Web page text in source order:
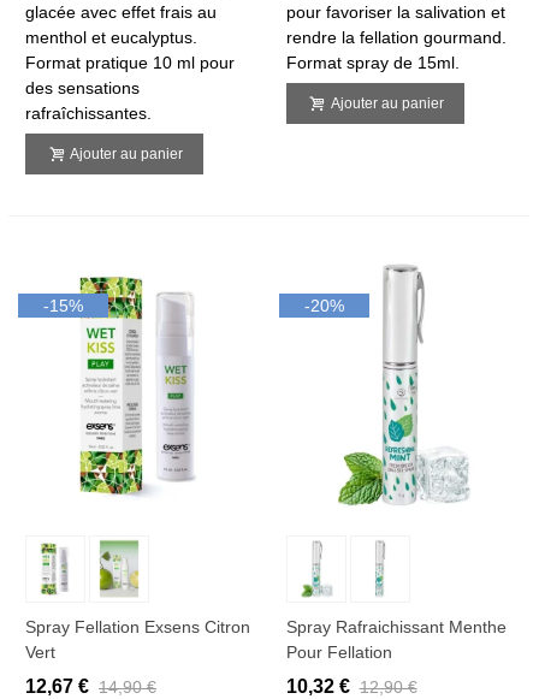
glacée avec effet frais au
menthol et eucalyptus.
Format pratique 10 ml pour
des sensations
rafraîchissantes.
Ajouter au panier
pour favoriser la salivation et
rendre la fellation gourmand.
Format spray de 15ml.
Ajouter au panier
-15%
Spray Fellation Exsens Citron
Vert
12,67 € 14,90 €
-20%
Spray Rafraichissant Menthe
Pour Fellation
10,32 € 12,90 €